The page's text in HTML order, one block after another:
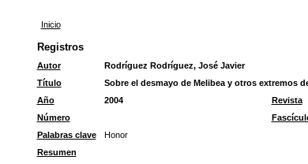
Inicio
Registros
Autor
Rodríguez Rodríguez, José Javier
Título
Sobre el desmayo de Melibea y otros extremos
Año
2004 Revista
Número
Palabras clave
Honor
Resumen